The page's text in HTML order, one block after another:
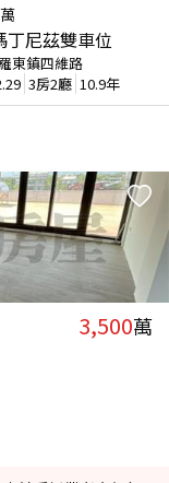
萬
丁尼茲雙車位
東鎮四維路
3房2廳 10.9年
3,500萬